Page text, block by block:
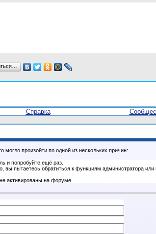
Справка
произойти по одной из нескольких причин:
и попробуйте ещё раз.
вы пытаетесь обратиться к функциям администратора или
активированы на форуме.